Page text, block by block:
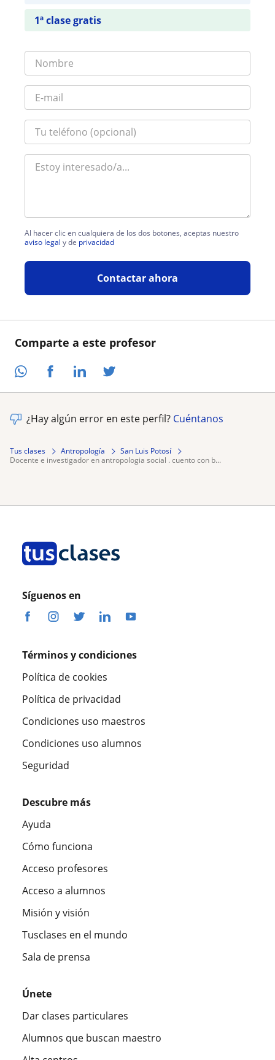
Comparte a este profesor
1ª clase gratis
Al hacer clic en cualquiera de los dos botones, aceptas nuestro
aviso legal y de privacidad
Contactar ahora
¿Hay algún error en este perfil? Cuéntanos
Tus clases Antropología
San Luis Potosí
docente e investigador en antropologia social . cuento con b...
Síguenos en
Términos y condiciones
Política de cookies
Política de privacidad
Condiciones uso maestros
Condiciones uso alumnos
Seguridad
Descubre más
Ayuda
Cómo funciona
Acceso profesores
Acceso a alumnos
Misión y visión
Tusclases en el mundo
Sala de prensa
Únete
Dar clases particulares
Alumnos que buscan maestro